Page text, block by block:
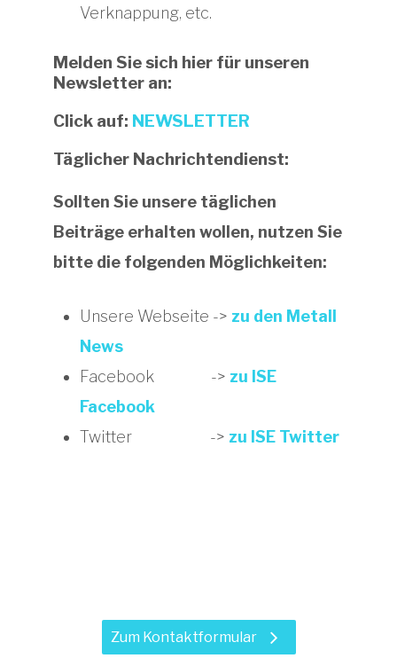
Verknappung, etc.
Melden Sie sich hier für unseren
Newsletter an:
Click auf: NEWSLETTER
Täglicher Nachrichtendienst:
Sollten Sie unsere täglichen
Beiträge erhalten wollen, nutzen Sie
bitte die folgenden Möglichkeiten:
Unsere Webseite -> zu den Metall
News
Facebook -> zu ISE
Facebook
Twitter -> zu ISE Twitter
Zum Kontaktformular